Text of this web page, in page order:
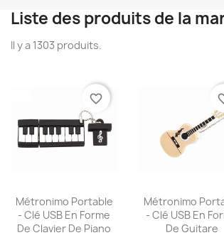
Liste des produits de la
Il y a 1303 produits.
Aperçu rapide
Métronimo Portable
- Clé USB En Forme
De Clavier De Piano
favorite_border
Aperçu
Métronimo
- Clé USB En
De Guitare